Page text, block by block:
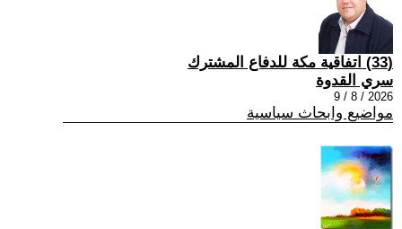
(33) اتفاقية مكة للدفاع المشترك
سري القدوة
2026 / 8 / 9
مواضيع وابحاث سياسية